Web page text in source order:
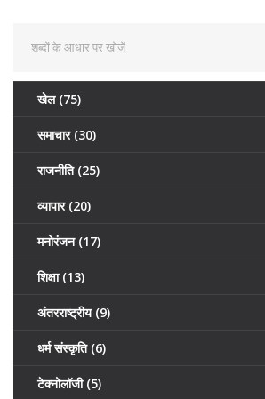
खेल (75)
समाचार (30)
राजनीति (25)
व्यापार (20)
मनोरंजन (17)
शिक्षा (13)
अंतरराष्ट्रीय (9)
धर्म संस्कृति (6)
टेक्नोलॉजी (5)